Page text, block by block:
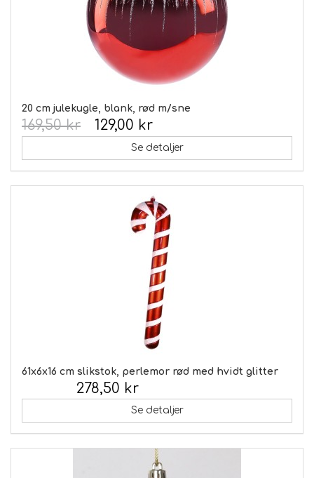
20 cm julekugle, blank, rød m/sne
129,00 kr
169,50 kr
Se detaljer
61x6x16 cm slikstok, perlemor rød med hvidt glitter
278,50 kr
Se detaljer